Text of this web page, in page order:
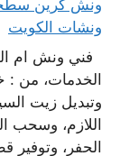
ونشات الكويت
فني ونش ام
الخدمات، من :
وتبديل زيت
اللازم، وسحب
الحفر، وتوفير